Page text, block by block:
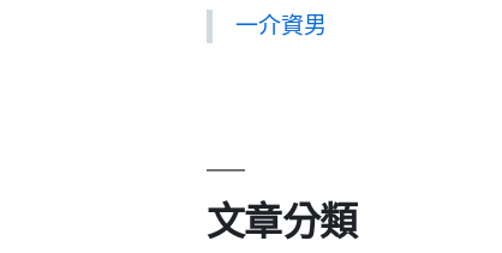
一介資男
文章分類